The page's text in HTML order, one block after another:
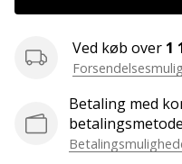
25. 11. 2024
•
Bliv
vores
Ved køb over 1
Betaling med